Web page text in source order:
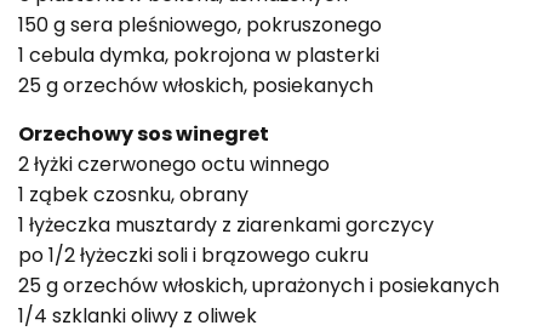
150 g sera pleśniowego, pokruszonego
1 cebula dymka, pokrojona w plasterki
25 g orzechów włoskich, posiekanych
Orzechowy sos winegret
2 łyżki czerwonego octu winnego
1 ząbek czosnku, obrany
1 łyżeczka musztardy z ziarenkami gorczycy
po 1/2 łyżeczki soli i brązowego cukru
25 g orzechów włoskich, uprażonych i posiekanych
1/4 szklanki oliwy z oliwek